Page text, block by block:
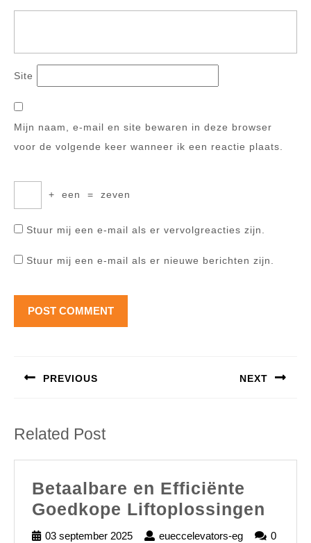
Site
Mijn naam, e-mail en site bewaren in deze browser
voor de volgende keer wanneer ik een reactie plaats.
+ een = zeven
Stuur mij een e-mail als er vervolgreacties zijn.
Stuur mij een e-mail als er nieuwe berichten zijn.
PREVIOUS NEXT
Related Post
Betaalbare en Efficiënte
Goedkope Liftoplossingen
en
03 september 2025
03
eueccelevators-eg
0